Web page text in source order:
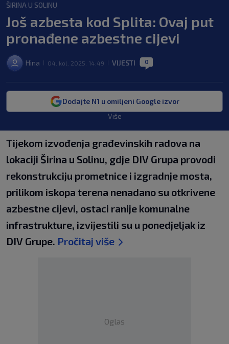
ŠIRINA U SOLINU
Još azbesta kod Splita: Ovaj put
pronađene azbestne cijevi
Hina 04. kol. 2025. 14:49 VIJESTI 0
Dodajte N1 u omiljeni Google izvor
Više
Tijekom izvođenja građevinskih radova na
lokaciji Širina u Solinu, gdje DIV Grupa provodi
rekonstrukciju prometnice i izgradnje mosta,
prilikom iskopa terena nenadano su otkrivene
azbestne cijevi, ostaci ranije komunalne
infrastrukture, izvijestili su u ponedjeljak iz
DIV Grupe. Pročitaj više
Oglas